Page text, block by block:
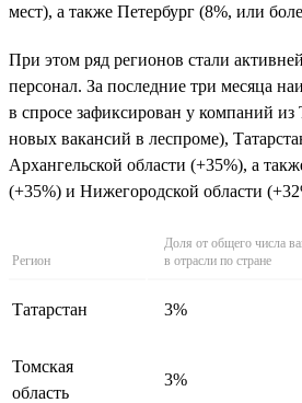
мест), а также Петербург (8%, или
При этом ряд регионов стали
персонал. За последние три месяца
в спросе зафиксирован у компаний из
новых вакансий в леспроме),
Архангельской области (+35%), а
(+35%) и Нижегородской области
Регион
Доля от общего числа
в отрасли по стране
Татарстан 3%
Томская
область
3%